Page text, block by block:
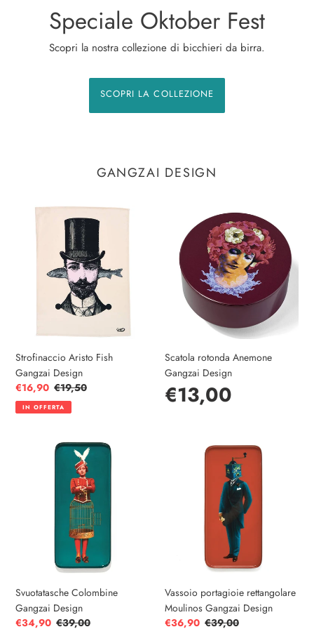
Speciale Oktober Fest
Scopri la nostra collezione di bicchieri da birra.
SCOPRI LA COLLEZIONE
GANGZAI DESIGN
Strofinaccio
Strofinaccio Aristo Fish
Gangzai Design
Prezzo
scontato
€16,90 Prezzo
di
listino
€19,50
IN OFFERTA
rotonda
Anemone
Gangzai
Design
Scatola rotonda Anemone
Gangzai Design
Prezzo
listino
€13,00
Svuotatasche
Svuotatasche Colombine
Gangzai Design
Prezzo
€34,90 Prezzo
€39,00
portagioie
Vassoio portagioie rettangolare
Moulinos Gangzai Design
Prezzo
€36,90 Prezzo
€39,00